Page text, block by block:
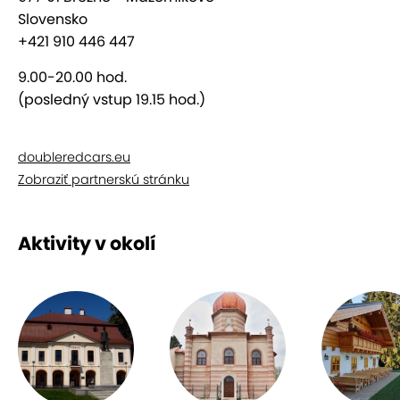
Autoshow SCF sa bude konať na
Centrum mesta Brezno
automobilovou tematikou, inšpirované
rakúskym Worthersee
Aréna Brezno-
expozícia najvzácnejších exponátov
DOUBE RED CARS MUSEUMa priľahlé
Slovensko
+421 910 446 447
9.00-20.00 hod.
(posledný vstup 19.15 hod.)
doubleredcars.eu
Zobraziť partnerskú stránku
Aktivity v okolí